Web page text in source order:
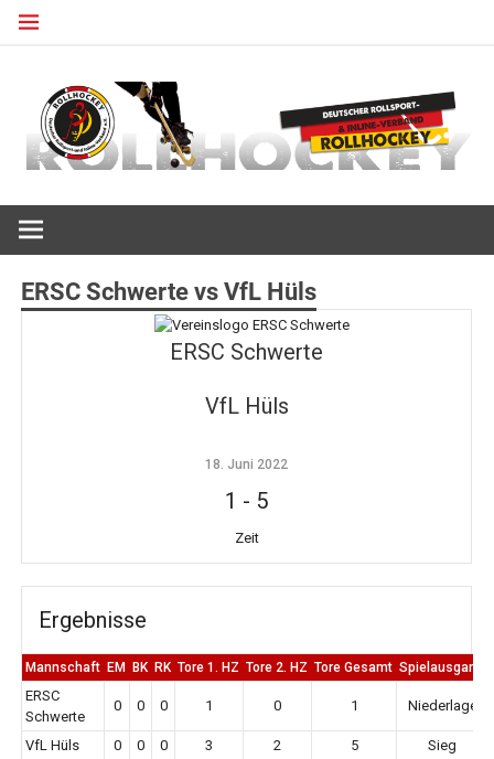
Zum
ERSC Schwerte vs VfL Hüls
ERSC Schwerte
VfL Hüls
18. Juni 2022
1 - 5
Zeit
Ergebnisse
Mannschaft EM BK RK Tore 1. HZ Tore 2. HZ Tore Gesamt Spielausgang
ERSC
Schwerte
0 0 0 1 0 1 Niederlage
VfL Hüls 0 0 0 3 2 5 Sieg